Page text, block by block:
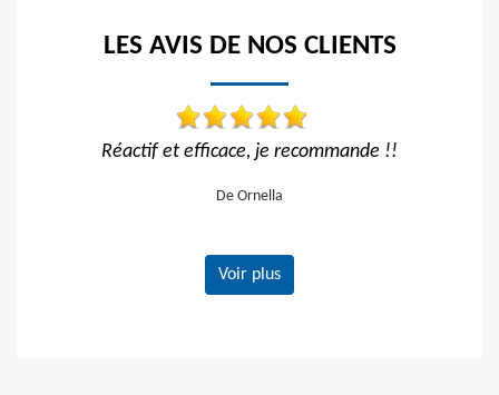
LES AVIS DE NOS CLIENTS
je recommande !! Travail
Voir plus